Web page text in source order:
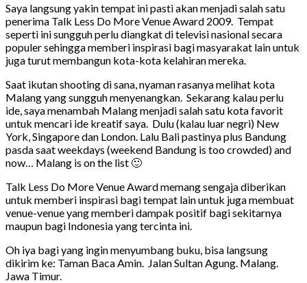
Saya langsung yakin tempat ini pasti akan menjadi salah satu
penerima Talk Less Do More Venue Award 2009. Tempat
seperti ini sungguh perlu diangkat di televisi nasional secara
populer sehingga memberi inspirasi bagi masyarakat lain untuk
juga turut membangun kota-kota kelahiran mereka.
Saat ikutan shooting di sana, nyaman rasanya melihat kota
Malang yang sungguh menyenangkan. Sekarang kalau perlu
ide, saya menambah Malang menjadi salah satu kota favorit
untuk mencari ide kreatif saya. Dulu (kalau luar negri) New
York, Singapore dan London. Lalu Bali pastinya plus Bandung
pasda saat weekdays (weekend Bandung is too crowded) and
now… Malang is on the list 🙂
Talk Less Do More Venue Award memang sengaja diberikan
untuk memberi inspirasi bagi tempat lain untuk juga membuat
venue-venue yang memberi dampak positif bagi sekitarnya
maupun bagi Indonesia yang tercinta ini.
Oh iya bagi yang ingin menyumbang buku, bisa langsung
dikirim ke: Taman Baca Amin. Jalan Sultan Agung. Malang.
Jawa Timur.